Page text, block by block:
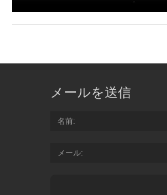
メールを送信
名前
メール